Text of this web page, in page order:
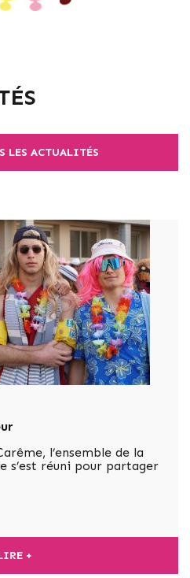
LES ACTUALITÉS
l’ensemble de la
s’est réuni pour partager
+